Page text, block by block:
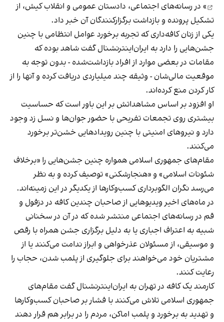
» در رسانه‌های اجتماعی، دادستان عمومی و انقلاب کیش، از
تشکیل پرونده و بازداشت برگزارکنندگان آن خبر داد.
یکی از زنان کافه‌داری که تجربه برخورد عوامل انتظامی با چنین
جشن‌هایی را دارد به ایران‌اینترنشنال گفت شاهد بوده که
مقامات در بعضی موارد از افراد بازداشت‌‌شده - بدون توجه به
موقعیت مالی‌شان - وثیقه چند میلیاردی دریافت کرده و آنها را از
کار کردن منع کرده‌اند.
او افزود بر اساس مشاهداتش بر این باور است که حساسیت
بیشتری روی تجمعات تفریحی با حضور جوان‌ها و نسل زد وجود
دارد و نیروهای امنیتی با چنین رویدادهایی خشن‌تر برخورد
می‌کنند.
مقام‌های جمهوری اسلامی همواره چنین جشن‌هایی را «برخلاف
شئونات اسلامی» و «هنجارشکنی» توصیف کرده و به نظر
می‌رسد نگران الگوبرداری کسب‌وکارها از یکدیگر در این زمینه‌اند.
در ماه‌های اخیر ویدیوهایی از صاحبان چندین کافه در دزفول و
قم در رسانه‌های اجتماعی منتشر شده که در آن در سخنانی
شبیه به اعتراف اجباری یا به دلیل برگزاری جشن همراه با رقص
و موسیقی، از مسئولان عذرخواهی و ابراز ندامت می‌کنند یا از
مشتریان خود می‌خواهند برای جلوگیری از پلمب شدن، حجاب را
رعایت کنند.
کارمند یک کافه در تهران به ایران‌اینترنشنال گفت مقام‌های
جمهوری اسلامی تلاش می‌کنند با فشار بر صاحبان کسب‌وکارها
و تهدید به برخورد و پلمب اماکن، مردم را در برابر هم قرار دهند